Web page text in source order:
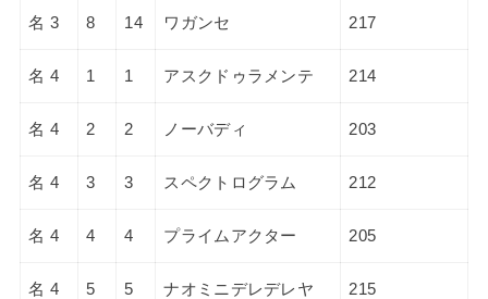
名 3 8 14 ワガンセ 217
名 4 1 1 アスクドゥラメンテ 214
名 4 2 2 ノーバディ 203
名 4 3 3 スペクトログラム 212
名 4 4 4 プライムアクター 205
名 4 5 5 ナオミニデレデレヤ 215